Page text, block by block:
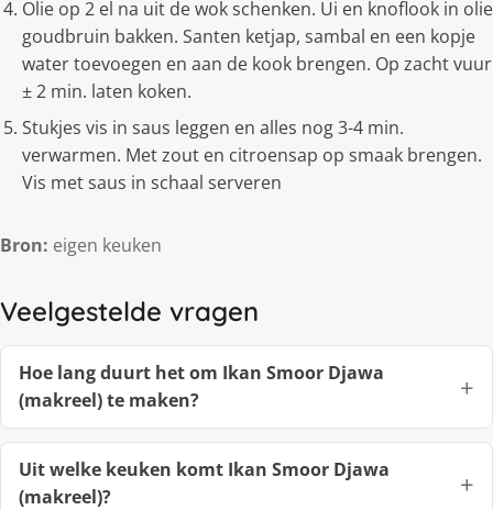
Olie op 2 el na uit de wok schenken. Ui en knoflook in olie
goudbruin bakken. Santen ketjap, sambal en een kopje
water toevoegen en aan de kook brengen. Op zacht vuur
± 2 min. laten koken.
Stukjes vis in saus leggen en alles nog 3-4 min.
verwarmen. Met zout en citroensap op smaak brengen.
Vis met saus in schaal serveren
Bron: eigen keuken
Veelgestelde vragen
Hoe lang duurt het om Ikan Smoor Djawa
(makreel) te maken?
Uit welke keuken komt Ikan Smoor Djawa
(makreel)?